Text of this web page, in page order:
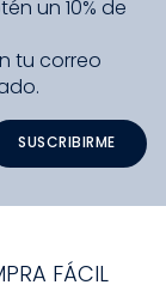
un 10% de
tu correo
SUSCRIBIRME
FÁCIL